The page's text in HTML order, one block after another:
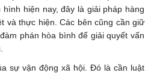
hiện nay, đây là giải pháp hàng
và thực hiện. Các bên cũng cần giữ
phán hòa bình để giải quyết vấn
sự vận động xã hội. Đó là cần luật